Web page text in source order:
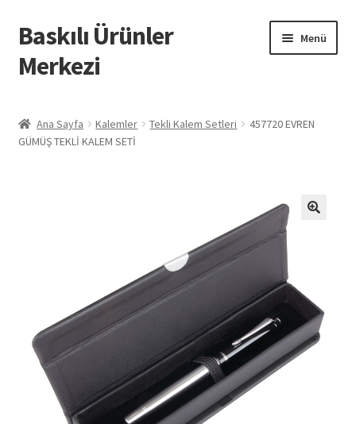
Dolaşıma
geç
İçeriğe
geç
Baskılı Ürünler
Merkezi
Menü
Baskılı Ürünler
İPTAL VE İADE KOŞULLARI
İptal ve İade Politikası
Mesafeli Satış Sözleşmesi
Mesafeli Satış Sözleşmesi
Ana Sayfa Kalemler Tekli Kalem Setleri
457720 EVREN
GÜMÜŞ TEKLİ KALEM SETİ